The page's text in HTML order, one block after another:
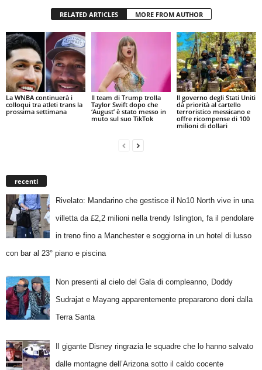
RELATED ARTICLES MORE FROM AUTHOR
La WNBA continuerà i
colloqui tra atleti trans la
prossima settimana
Il team di Trump trolla
Taylor Swift dopo che
‘August’ è stato messo in
muto sul suo TikTok
Il governo degli Stati Uniti
dà priorità al cartello
terroristico messicano e
offre ricompense di 100
milioni di dollari
recenti
Rivelato: Mandarino che gestisce il No10 North vive in una
villetta da £2,2 milioni nella trendy Islington, fa il pendolare
in treno fino a Manchester e soggiorna in un hotel di lusso
con bar al 23° piano e piscina
Non presenti al cielo del Gala di compleanno, Doddy
Sudrajat e Mayang apparentemente prepararono doni dalla
Terra Santa
Il gigante Disney ringrazia le squadre che lo hanno salvato
dalle montagne dell’Arizona sotto il caldo cocente